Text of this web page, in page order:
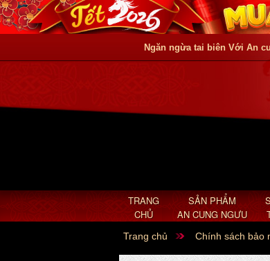
Ngăn ngừa tai biên Với An
TRANG
CHỦ
SẢN PHẨM
AN CUNG NGƯU
Trang chủ Chính sách bảo